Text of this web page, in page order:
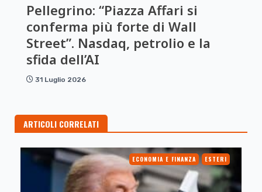
Pellegrino: “Piazza Affari si
conferma più forte di Wall
Street”. Nasdaq, petrolio e la
sfida dell’AI
31 Luglio 2026
ARTICOLI CORRELATI
ECONOMIA E FINANZA ESTERI